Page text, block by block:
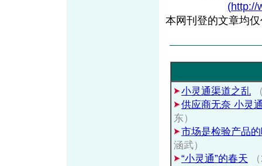
(http://
本网刊登的文章均
小灵通渠道之乱
供应商无奈 小灵
东）
市场是检验产品
涵武）
“小灵通”的春天